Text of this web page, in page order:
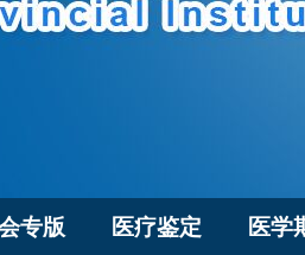
专版 医疗鉴定 医学